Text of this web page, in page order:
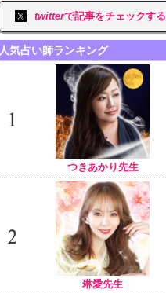
twitterで記事をチェックする
人気占い師ランキング
つきあかり先生
琳愛先生